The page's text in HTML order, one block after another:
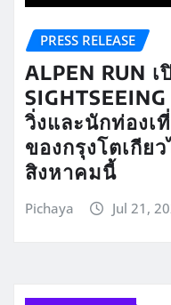
PRESS RELEASE
ALPEN RUN เ
วิ่งและนักท่องเ
ของกรุงโตเกีย
สิงหาคมนี้
Pichaya Jul 21,